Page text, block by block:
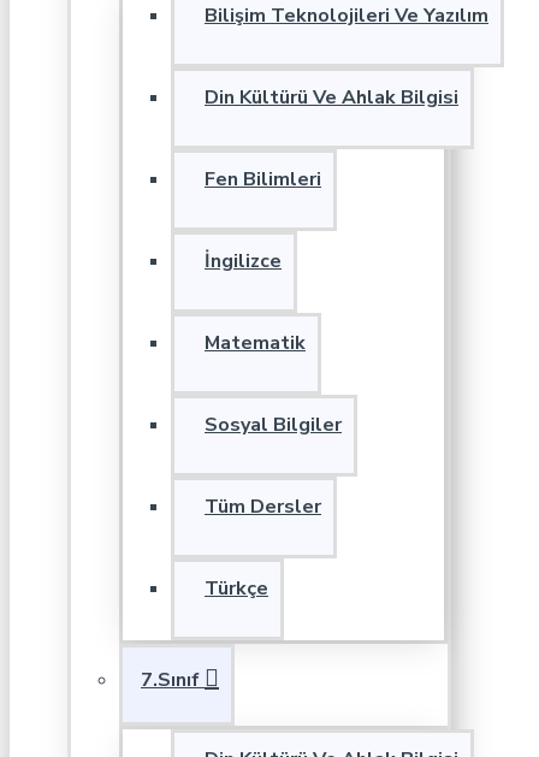
Bilişim Teknolojileri Ve Yazılım
Din Kültürü Ve Ahlak Bilgisi
Fen Bilimleri
İngilizce
Matematik
Sosyal Bilgiler
Tüm Dersler
Türkçe
7.Sınıf